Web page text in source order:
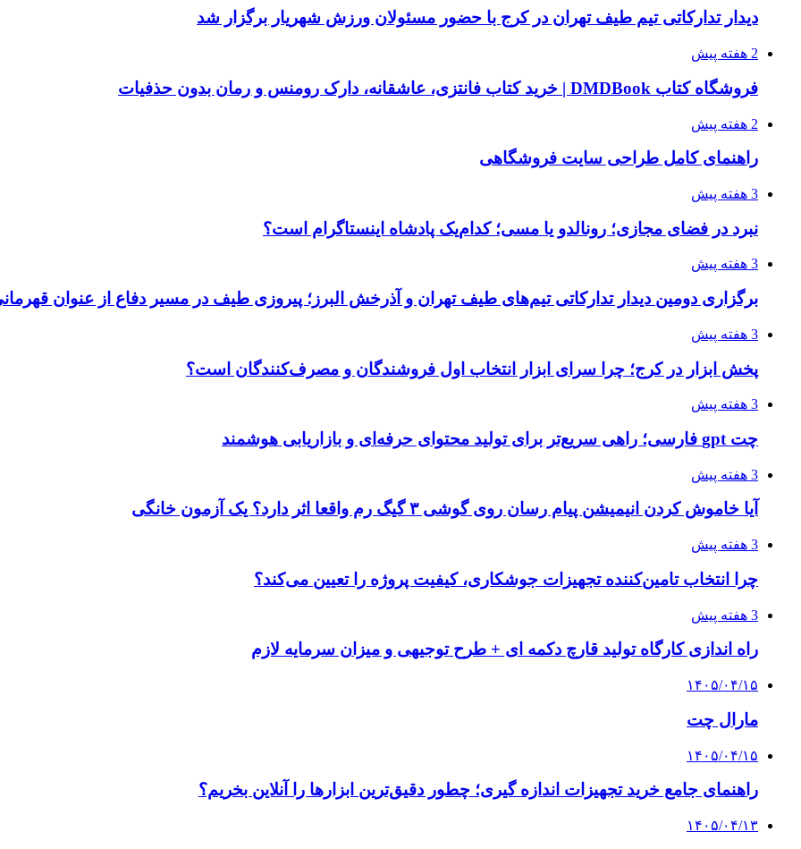
دیدار تدارکاتی تیم طیف تهران در کرج با حضور مسئولان ورزش شهریار برگزار شد
2 هفته پیش
فروشگاه کتاب DMDBook | خرید کتاب فانتزی، عاشقانه، دارک رومنس و رمان بدون حذفیات
2 هفته پیش
راهنمای کامل طراحی سایت فروشگاهی
3 هفته پیش
نبرد در فضای مجازی؛ رونالدو یا مسی؛ کدام‌یک پادشاه اینستاگرام است؟
3 هفته پیش
برگزاری دومین دیدار تدارکاتی تیم‌های طیف تهران و آذرخش البرز؛ پیروزی طیف در مسیر دفاع از عنوان
3 هفته پیش
پخش ابزار در کرج؛ چرا سرای ابزار انتخاب اول فروشندگان و مصرف‌کنندگان است؟
3 هفته پیش
چت gpt فارسی؛ راهی سریع‌تر برای تولید محتوای حرفه‌ای و بازاریابی هوشمند
3 هفته پیش
آیا خاموش کردن انیمیشن پیام رسان روی گوشی ۳ گیگ رم واقعا اثر دارد؟ یک آزمون خانگی
3 هفته پیش
چرا انتخاب تامین‌کننده تجهیزات جوشکاری، کیفیت پروژه را تعیین می‌کند؟
3 هفته پیش
راه اندازی کارگاه تولید قارچ دکمه ای + طرح توجیهی و میزان سرمایه لازم
۱۴۰۵/۰۴/۱۵
مارال چت
۱۴۰۵/۰۴/۱۵
راهنمای جامع خرید تجهیزات اندازه گیری؛ چطور دقیق‌ترین ابزارها را آنلاین بخریم؟
۱۴۰۵/۰۴/۱۳